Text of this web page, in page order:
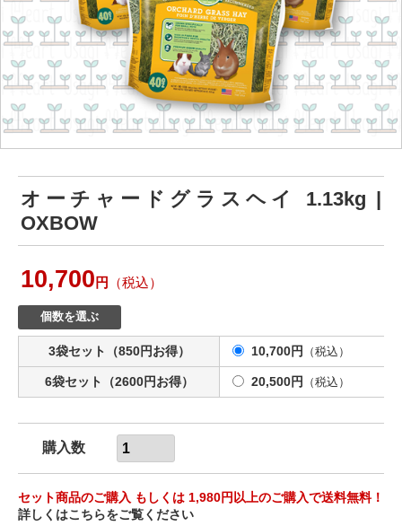
オーチャードグラスヘイ 1.13kg |
OXBOW
10,700 円 （税込）
個数を選ぶ
3袋セット（850円お得） 10,700円 （税込）
6袋セット（2600円お得） 20,500円 （税込）
購入数
セット商品のご購入 もしくは 1,980円以上のご購入で送料無料！
詳しくはこちらをご覧ください